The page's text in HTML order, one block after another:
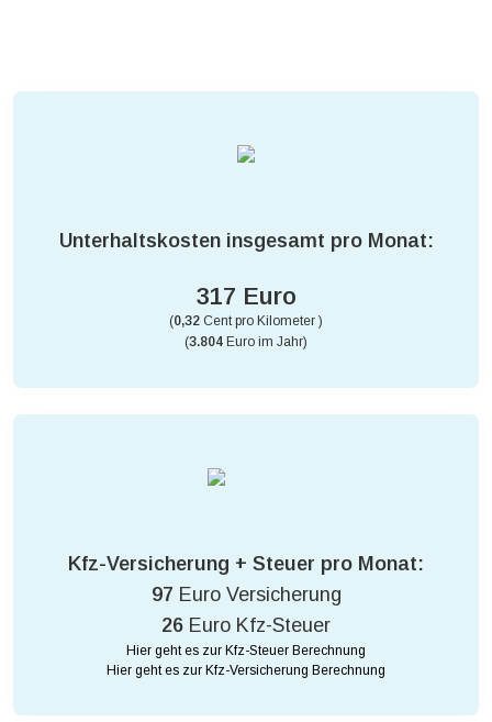
Unterhaltskosten insgesamt pro Monat:
317 Euro
(0,32 Cent pro Kilometer )
(3.804 Euro im Jahr)
Kfz-Versicherung + Steuer pro Monat:
97 Euro Versicherung
26 Euro Kfz-Steuer
Hier geht es zur Kfz-Steuer Berechnung
Hier geht es zur Kfz-Versicherung Berechnung